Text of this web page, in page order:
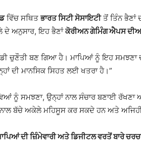
ਵਿੱਚ ਸਥਿਤਭਾਰਤ ਸਿਟੀ ਸੋਸਾਇਟੀਤੋਂ ਤਿੰਨ ਭੈਣਾਂ
ਦੇ ਅਨੁਸਾਰ, ਇਹ ਭੈਣਾਂਕੋਰੀਅਨ ਗੇਮਿੰਗ ਐਪਸ
ਚੁਣੌਤੀ ਬਣ ਗਿਆ ਹੈ। ਮਾਪਿਆਂ ਨੂੰ ਇਹ ਸਮਝਣਾ
ਦੀ ਮਾਨਸਿਕ ਸਿਹਤ ਲਈ ਖਤਰਾ ਹੈ।”
ਨੂੰ ਸਮਝਣਾ, ਉਨ੍ਹਾਂ ਨਾਲ ਸੰਚਾਰ ਬਣਾਈ ਰੱਖਣਾ
ਬੱਚੇ ਅਕੇਲੇ ਮਹਿਸੂਸ ਕਰ ਸਕਦੇ ਹਨ ਅਤੇ
ਦੀ ਜ਼ਿੰਮੇਵਾਰੀ ਅਤੇ ਡਿਜੀਟਲ ਵਰਤੋਂ ਬਾਰੇ